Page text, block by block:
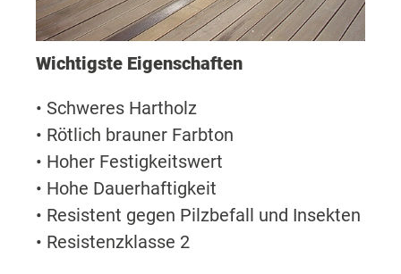
Wichtigste Eigenschaften
• Schweres Hartholz
• Rötlich brauner Farbton
• Hoher Festigkeitswert
• Hohe Dauerhaftigkeit
• Resistent gegen Pilzbefall und Insekten
• Resistenzklasse 2